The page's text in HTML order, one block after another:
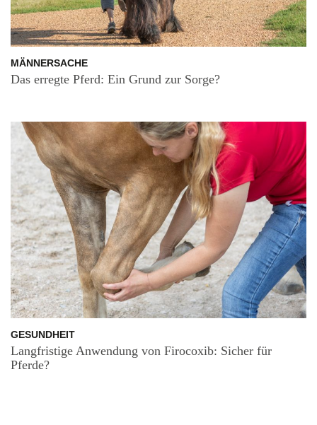
MÄNNERSACHE
Das erregte Pferd: Ein Grund zur Sorge?
GESUNDHEIT
Langfristige Anwendung von Firocoxib: Sicher für
Pferde?